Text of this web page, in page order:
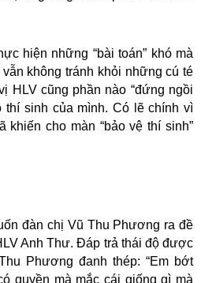
hiện những “bài toán” khó mà
không tránh khỏi những cú té
HLV cũng phần nào “đứng ngồi
thí sinh của mình. Có lẽ chính vì
cho màn “bảo vệ thí sinh”
đàn chị Vũ Thu Phương ra đề
Anh Thư. Đáp trả thái độ được
Phương đanh thép: “Em bớt
quyền mà mắc cái giống gì mà